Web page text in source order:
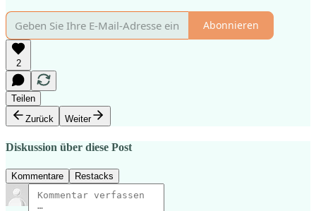
Abonnieren
2
Teilen
Zurück
Weiter
Diskussion über diese Post
Kommentare Restacks